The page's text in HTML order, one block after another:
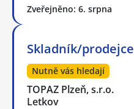
Zveřejněno: 6. srpna
Skladník/prodejce
Nutně vás hledají
TOPAZ Plzeň, s.r.o.
Letkov